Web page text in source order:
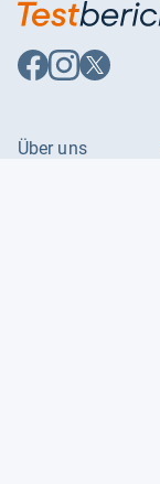
Auf
Facebook
Auf
Instagram
Auf
X
Über uns